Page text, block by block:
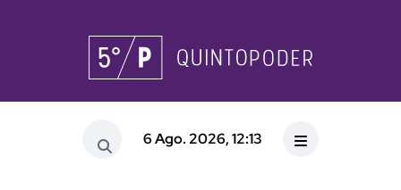
6 Ago. 2026, 12:13